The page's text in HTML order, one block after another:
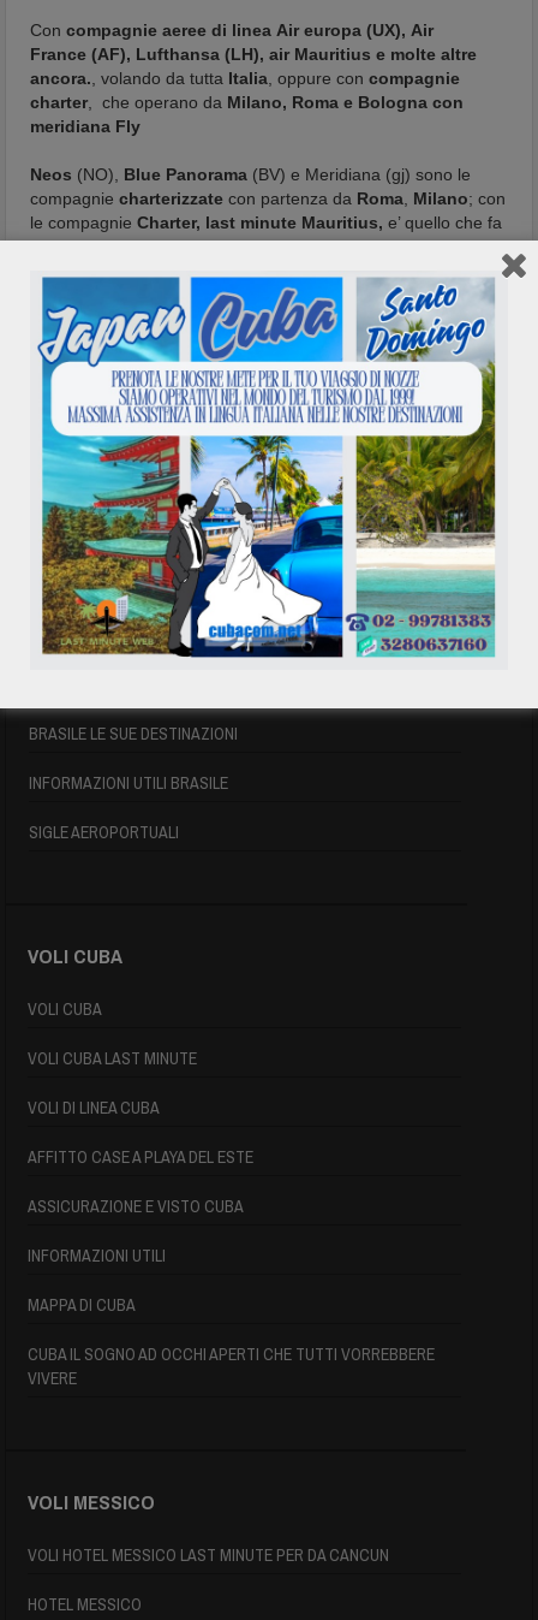
Concompagnie aeree di linea Air europa(UX), Air
France (AF), Lufthansa (LH), air Mauritius e molte altre
ancora. , volando da tutta Italia , oppure concompagnie
charter , che operano da Milano, Roma e Bologna con
meridiana Fly
Neos (NO), Blue Panorama (BV) e Meridiana (gj) sono le
compagniecharterizzate con partenza da Roma Milano; con
le compagnieCharter, last minute Mauritius,e’ quello che fa
per voi!
last minute Mauritius, solo volo Mauritius, voli di
solo andata per Mauritius, voli di solo ritorno da
Mauritius
Vedi nostra proposta voli Mauritius
VOLI BRASILE
VOLI BRASILE
BRASILE LE SUE DESTINAZIONI
INFORMAZIONI UTILI BRASILE
SIGLE AEROPORTUALI
VOLI CUBA
VOLI CUBA
VOLI CUBA LAST MINUTE
VOLI DI LINEA CUBA
AFFITTO CASE A PLAYA DEL ESTE
ASSICURAZIONE E VISTO CUBA
INFORMAZIONI UTILI
MAPPA DI CUBA
CUBA IL SOGNO AD OCCHI APERTI CHE TUTTI VORREBBERE
VIVERE
VOLI MESSICO
VOLI HOTEL MESSICO LAST MINUTE PER DA CANCUN
HOTEL MESSICO